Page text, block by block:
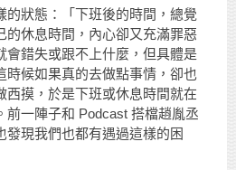
的狀態：「下班後的時間，總覺
的休息時間，內心卻又充滿罪惡
會錯失或跟不上什麼，但具體是
時候如果真的去做點事情，卻也
西摸，於是下班或休息時間就在
前一陣子和 Podcast 搭檔趙胤丞
發現我們也都有遇過這樣的困